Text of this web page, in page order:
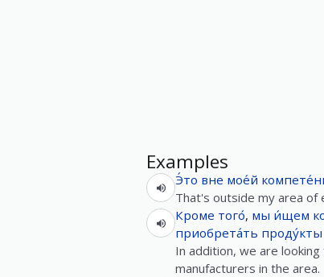
Examples
Э́то вне мое́й
That's outside my area of
Кроме того́, мы и́щем
приобрета́ть проду́кты
In addition, we are
manufacturers in the area.